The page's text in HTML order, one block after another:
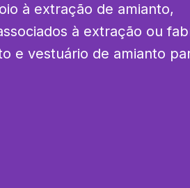
à extração de amianto,
à extração ou
e vestuário de amianto